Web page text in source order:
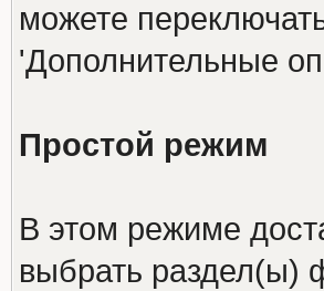
можете
'Дополнительные
Простой режим
В этом режиме
выбрать раздел(ы)